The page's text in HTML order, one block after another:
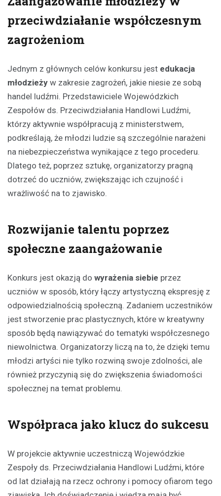
przeciwdziałanie współczesnym
zagrożeniom
Jednym z głównych celów konkursu jest edukacja
młodzieży w zakresie zagrożeń, jakie niesie ze sobą
handel ludźmi. Przedstawiciele Wojewódzkich
Zespołów ds. Przeciwdziałania Handlowi Ludźmi,
którzy aktywnie współpracują z ministerstwem,
podkreślają, że młodzi ludzie są szczególnie narażeni
na niebezpieczeństwa wynikające z tego procederu.
Dlatego też, poprzez sztukę, organizatorzy pragną
dotrzeć do uczniów, zwiększając ich czujność i
wrażliwość na to zjawisko.
Rozwijanie talentu poprzez
społeczne zaangażowanie
Konkurs jest okazją do wyrażenia siebie przez
uczniów w sposób, który łączy artystyczną ekspresję z
odpowiedzialnością społeczną. Zadaniem uczestników
jest stworzenie prac plastycznych, które w kreatywny
sposób będą nawiązywać do tematyki współczesnego
niewolnictwa. Organizatorzy liczą na to, że dzięki temu
młodzi artyści nie tylko rozwiną swoje zdolności, ale
również przyczynią się do zwiększenia świadomości
społecznej na temat problemu.
Współpraca jako klucz do sukcesu
W projekcie aktywnie uczestniczą Wojewódzkie
Zespoły ds. Przeciwdziałania Handlowi Ludźmi, które
od lat działają na rzecz ochrony i pomocy ofiarom tego